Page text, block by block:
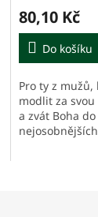
80,10 Kč
Do košíku
Pro ty z mužů,
modlit za
a zvát Boha do